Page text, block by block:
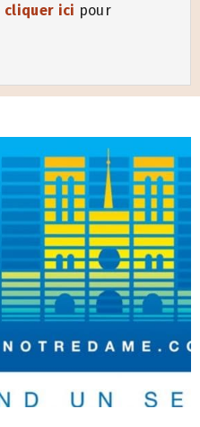
cliquer ici pour